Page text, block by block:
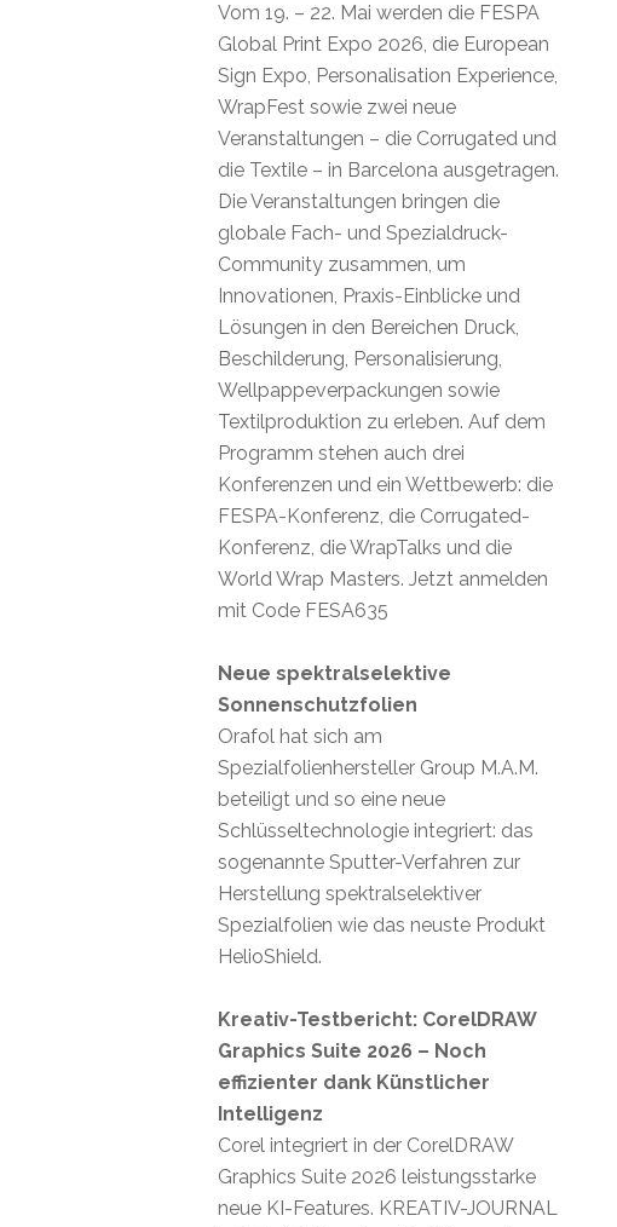
Vom 19. – 22. Mai werden die FESPA
Global Print Expo 2026, die European
Sign Expo, Personalisation Experience,
WrapFest sowie zwei neue
Veranstaltungen – die Corrugated und
die Textile – in Barcelona ausgetragen.
Die Veranstaltungen bringen die
globale Fach- und Spezialdruck-
Community zusammen, um
Innovationen, Praxis-Einblicke und
Lösungen in den Bereichen Druck,
Beschilderung, Personalisierung,
Wellpappeverpackungen sowie
Textilproduktion zu erleben. Auf dem
Programm stehen auch drei
Konferenzen und ein Wettbewerb: die
FESPA-Konferenz, die Corrugated-
Konferenz, die WrapTalks und die
World Wrap Masters. Jetzt anmelden
mit Code FESA635
Neue spektralselektive
Sonnenschutzfolien
Orafol hat sich am
Spezialfolienhersteller Group M.A.M.
beteiligt und so eine neue
Schlüsseltechnologie integriert: das
sogenannte Sputter-Verfahren zur
Herstellung spektralselektiver
Spezialfolien wie das neuste Produkt
HelioShield.
Kreativ-Testbericht: CorelDRAW
Graphics Suite 2026 – Noch
effizienter dank Künstlicher
Intelligenz
Corel integriert in der CorelDRAW
Graphics Suite 2026 leistungsstarke
neue KI-Features. KREATIV-JOURNAL